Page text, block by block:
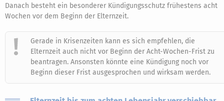
Danach besteht ein besonderer Kündigungsschutz frühestens acht
Wochen vor dem Beginn der Elternzeit.
Gerade in Krisenzeiten kann es sich empfehlen, die
Elternzeit auch nicht vor Beginn der Acht-Wochen-Frist zu
beantragen. Ansonsten könnte eine Kündigung noch vor
Beginn dieser Frist ausgesprochen und wirksam werden.